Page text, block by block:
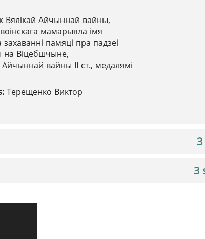
Вялікай Айчыннай вайны,
мамарыяла імя
памяці пра падзеі
на Віцебшчыне,
вайны ІІ ст., медалямі
Терещенко Виктор
3